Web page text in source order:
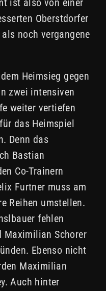
ist also von einer
Oberstdorfer
noch vergangene
Heimsieg gegen
zwei intensiven
weiter vertiefen
das Heimspiel
Denn das
Bastian
Co-Trainern
Furtner muss am
Reihen umstellen.
fehlen
Maximilian Schorer
Ebenso nicht
Maximilian
Auch hinter